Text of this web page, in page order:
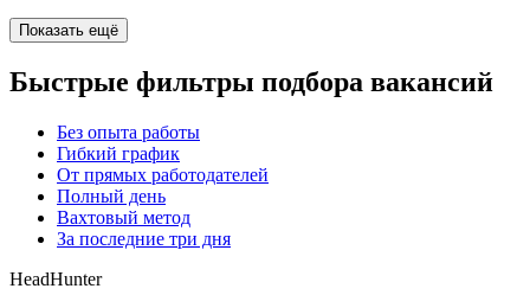
Показать ещё
Быстрые фильтры подбора вакансий
Без опыта работы
Гибкий график
От прямых работодателей
Полный день
Вахтовый метод
За последние три дня
HeadHunter